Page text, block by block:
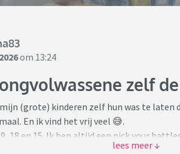
om 13:24
zelf
(grote) kinderen zelf hun was te laten
En ik vind het vrij veel 😅.
18 en 15. Ik ben altijd een pick your
past. Langzamerhand denk ik dat de